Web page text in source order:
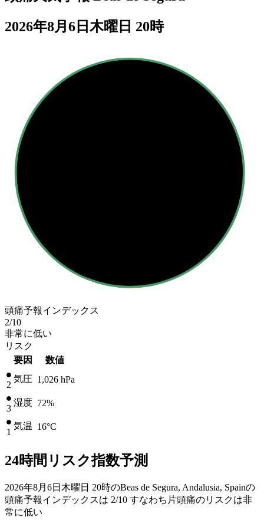
2026年8月6日木曜日 20時
頭痛予報インデックス
2/10
非常に低い
リスク
要因
数値
2
気圧 1,026 hPa
3
湿度 72%
1
気温 16°C
24時間リスク指数予測
2026年8月6日木曜日 20時のBeas de Segura, Andalusia, Spainの
頭痛予報インデックスは 2/10 すなわち片頭痛のリスクは非
常に低い